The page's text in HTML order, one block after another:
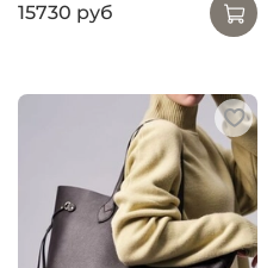
15730 руб